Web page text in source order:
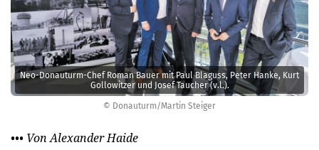
© Donauturm/Martin Steiger
Neo-Donauturm-Chef Roman Bauer mit Paul Blaguss, Peter Hanke, Kurt
Gollowitzer und Josef Taucher (v.l.).
••• Von Alexander Haide